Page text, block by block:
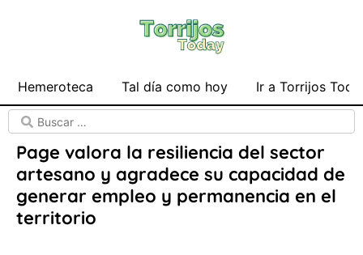
Hemeroteca Tal día como hoy Ir a Torrijos
Page valora la resiliencia del sector
artesano y agradece su capacidad de
generar empleo y permanencia en el
territorio